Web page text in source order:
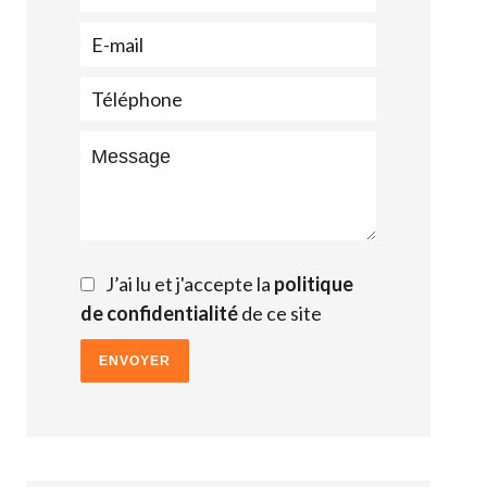
J’ai lu et j'accepte la politique
de confidentialitéde ce site
ENVOYER